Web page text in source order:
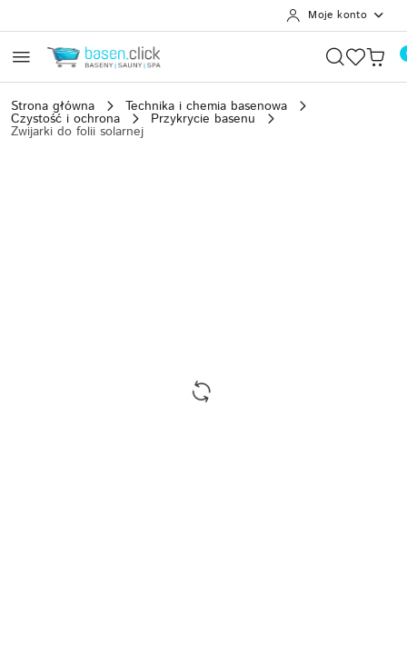
Moje konto
Strona główna Technika i chemia basenowa
Czystość i ochrona Przykrycie basenu
Zwijarki do folii solarnej